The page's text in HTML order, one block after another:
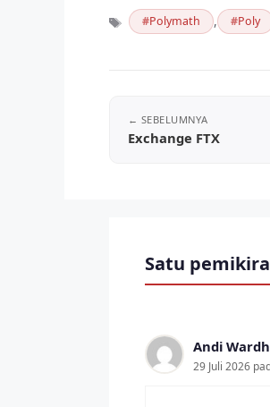
Tag Polymath , Poly
Exchange FTX
Satu
Andi
29 Juli 2026